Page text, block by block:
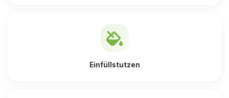
Einfüllstutzen